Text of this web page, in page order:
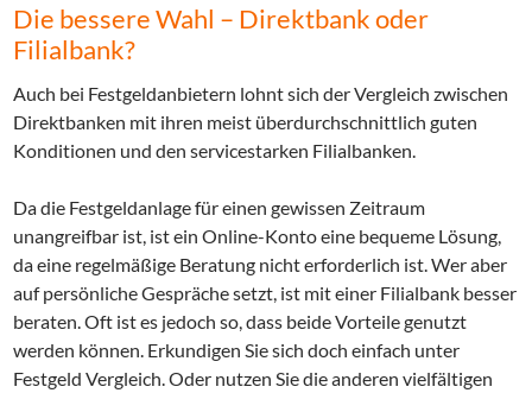
Die bessere Wahl – Direktbank oder
Filialbank?
Auch bei Festgeldanbietern lohnt sich der Vergleich zwischen
Direktbanken mit ihren meist überdurchschnittlich guten
Konditionen und den servicestarken Filialbanken.
Da die Festgeldanlage für einen gewissen Zeitraum
unangreifbar ist, ist ein Online-Konto eine bequeme Lösung,
da eine regelmäßige Beratung nicht erforderlich ist. Wer aber
auf persönliche Gespräche setzt, ist mit einer Filialbank besser
beraten. Oft ist es jedoch so, dass beide Vorteile genutzt
werden können. Erkundigen Sie sich doch einfach unter
Festgeld Vergleich. Oder nutzen Sie die anderen vielfältigen